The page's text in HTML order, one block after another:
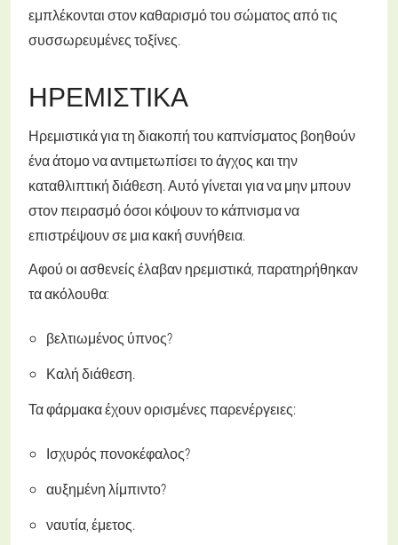
εμπλέκονται στον καθαρισμό του σώματος από τις
συσσωρευμένες τοξίνες.
ΗΡΕΜΙΣΤΙΚΆ
Ηρεμιστικά για τη διακοπή του καπνίσματος βοηθούν
ένα άτομο να αντιμετωπίσει το άγχος και την
καταθλιπτική διάθεση. Αυτό γίνεται για να μην μπουν
στον πειρασμό όσοι κόψουν το κάπνισμα να
επιστρέψουν σε μια κακή συνήθεια.
Αφού οι ασθενείς έλαβαν ηρεμιστικά, παρατηρήθηκαν
τα ακόλουθα:
βελτιωμένος ύπνος?
Καλή διάθεση.
Τα φάρμακα έχουν ορισμένες παρενέργειες:
Ισχυρός πονοκέφαλος?
αυξημένη λίμπιντο?
ναυτία, έμετος.